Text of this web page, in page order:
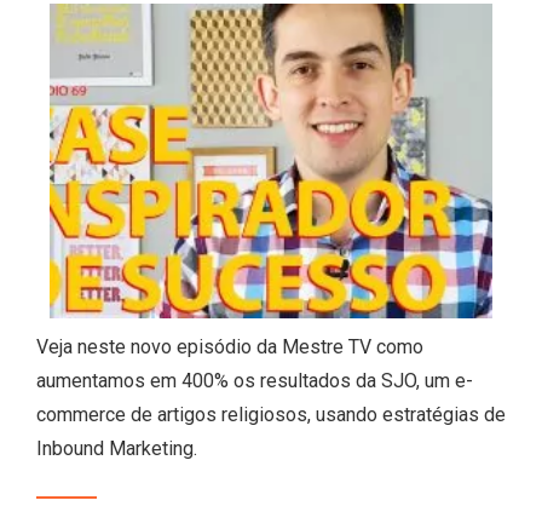
Veja neste novo episódio da Mestre TV como
aumentamos em 400% os resultados da SJO, um e-
commerce de artigos religiosos, usando estratégias de
Inbound Marketing.